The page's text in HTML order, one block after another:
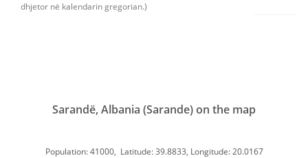
dhjetor në kalendarin gregorian.)
Sarandë, Albania (Sarande) on the map
Population: 41000, Latitude: 39.8833, Longitude: 20.0167